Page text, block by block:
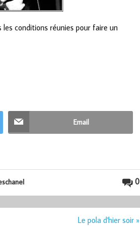
conditions réunies pour faire un
Email
0
Le pola d'hier soir »